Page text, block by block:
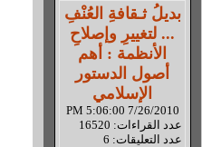
بديلُ ثـقافةِ العُنْفِ
... لتغييرِ وإصلاحِ
الأنظمة : أهم
أصول الدستور
الإسلامي
7/26/2010 5:06:00 PM
عدد القراءات: 16520
عدد التعليقات: 6